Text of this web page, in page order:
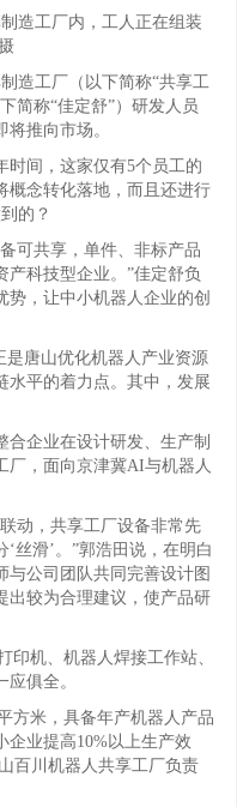
造工厂内，工人正在组装
工厂（以下简称“共享工
简称“佳定舒”）研发人员
推向市场。
间，这家仅有5个员工的
概念转化落地，而且还进行
的？
共享，单件、非标产品
科技型企业。”佳定舒负
势，让中小机器人企业的创
唐山优化机器人产业资源
水平的着力点。其中，发展
企业在设计研发、生产制
厂，面向京津冀AI与机器人
，共享工厂设备非常先
丝滑’。”郭浩田说，在明白
与公司团队共同完善设计图
出较为合理建议，使产品研
机、机器人焊接工作站、
俱全。
米，具备年产机器人产品
企业提高10%以上生产效
百川机器人共享工厂负责